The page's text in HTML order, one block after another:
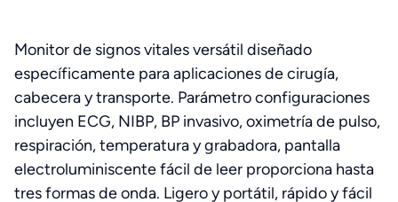
Monitor de signos vitales versátil diseñado
específicamente para aplicaciones de cirugía,
cabecera y transporte. Parámetro configuraciones
incluyen ECG, NIBP, BP invasivo, oximetría de pulso,
respiración, temperatura y grabadora, pantalla
electroluminiscente fácil de leer proporciona hasta
tres formas de onda. Ligero y portátil, rápido y fácil